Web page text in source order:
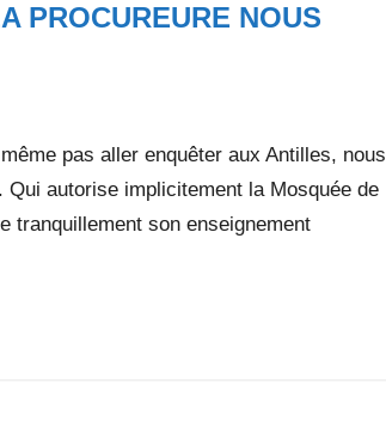
PROCUREURE NOUS
pas aller enquêter aux Antilles, nous
autorise implicitement la Mosquée de
tranquillement son enseignement